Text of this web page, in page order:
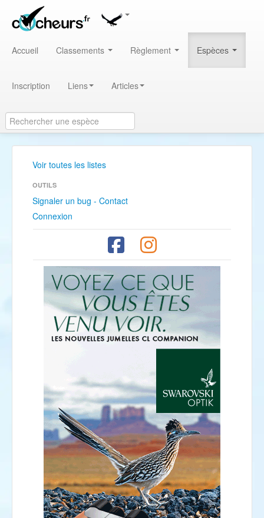
Accueil Classements Règlement Espèces
Inscription Liens Articles
Voir toutes les listes
OUTILS
Signaler un bug - Contact
Connexion